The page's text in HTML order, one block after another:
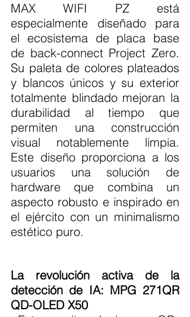
MAX WIFI PZ está
especialmente diseñado para
el ecosistema de placa base
de back-connect Project Zero.
Su paleta de colores plateados
y blancos únicos y su exterior
totalmente blindado mejoran la
durabilidad al tiempo que
permiten una construcción
visual notablemente limpia.
Este diseño proporciona a los
usuarios una solución de
hardware que combina un
aspecto robusto e inspirado en
el ejército con un minimalismo
estético puro.
La revolución activa de la
detección de IA: MPG 271QR
QD-OLED X50